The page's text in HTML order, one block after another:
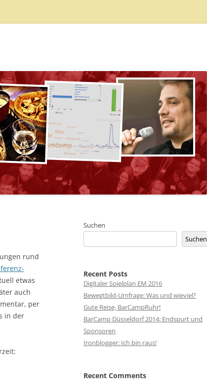
rund
etwas
auch
per
in der
Suchen
Suchen
Recent Posts
Digitaler Spielplan EM 2016
Bewegtbild-Umfrage: Was und wieviel?
Gute Reise, BarCampRuhr!
BarCamp Düsseldorf 2014: Endspurt und
Sponsoren
Ironblogger: Ich bin raus!
Recent Comments